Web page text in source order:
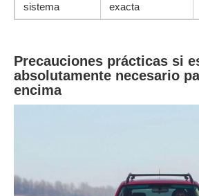
sistema
exacta
Precauciones prácticas si
absolutamente necesario
encima